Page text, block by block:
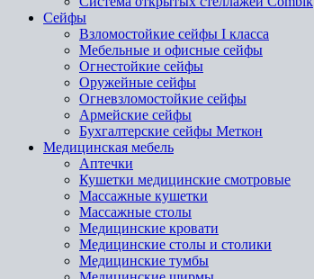
Сейфы
Взломостойкие сейфы I класса
Мебельные и офисные сейфы
Огнестойкие сейфы
Оружейные сейфы
Огневзломостойкие сейфы
Армейские сейфы
Бухгалтерские сейфы Меткон
Медицинская мебель
Аптечки
Кушетки медицинские смотровые
Массажные кушетки
Массажные столы
Медицинские кровати
Медицинские столы и столики
Медицинские тумбы